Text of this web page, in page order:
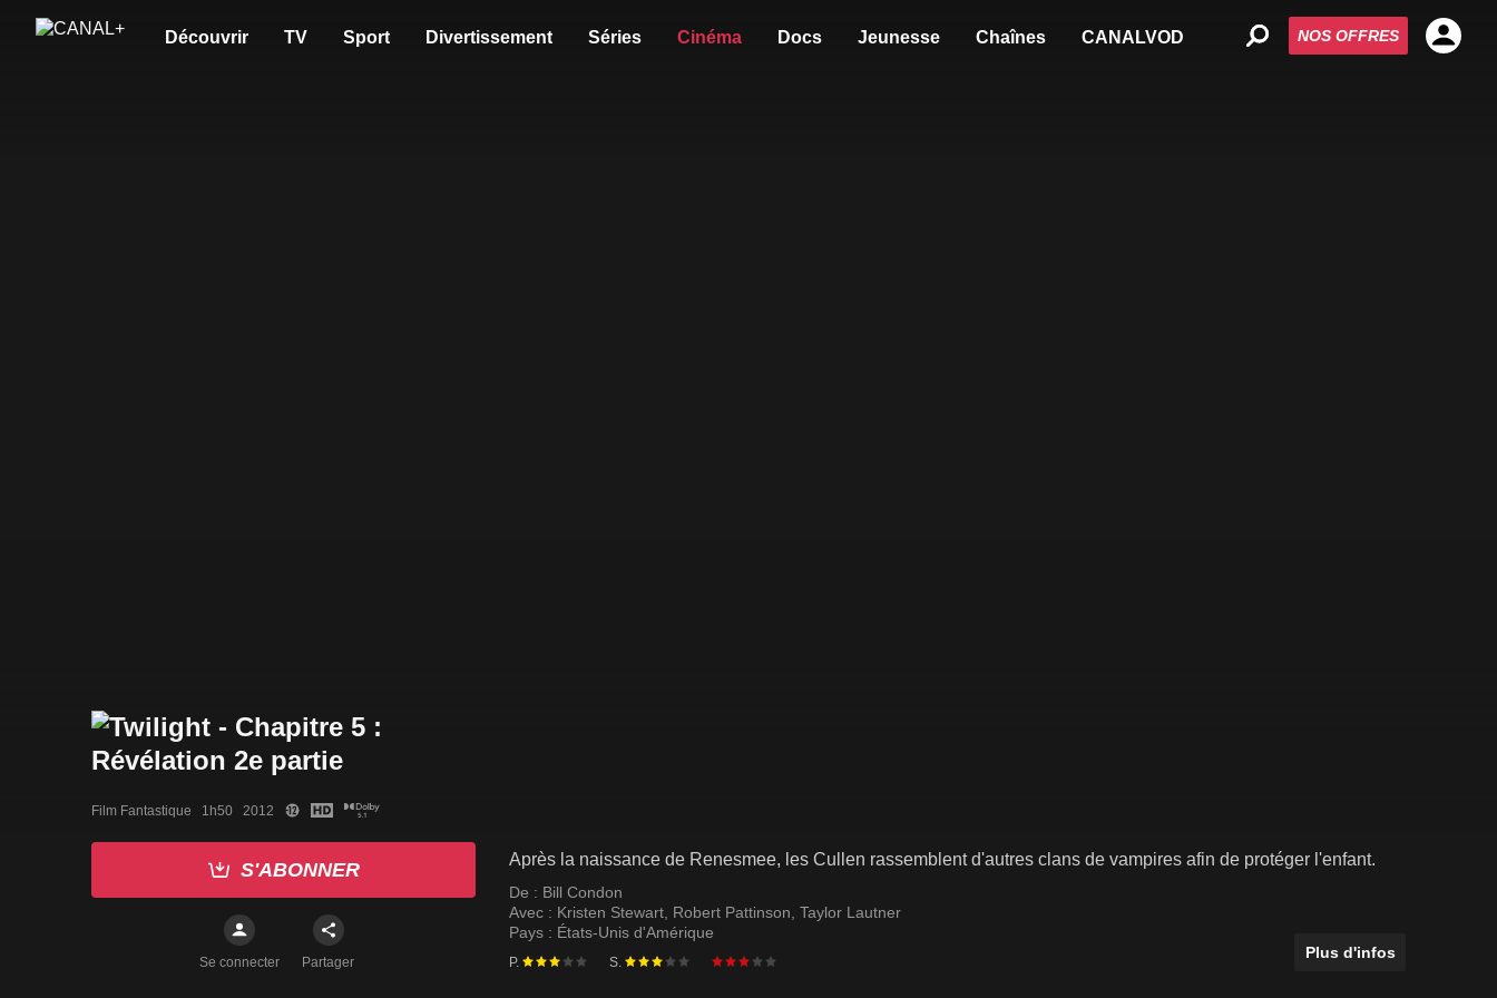
Découvrir TV Sport Divertissement Séries Cinéma Docs Jeunesse Chaînes CANALVOD NOS OFFRES
Film Fantastique   1h50   2012
S'ABONNER
Se connecter Partager
Après la naissance de Renesmee, les Cullen rassemblent d'autres clans de vampires afin de protéger l'enfant.
De : Bill Condon
Avec : Kristen Stewart Robert Pattinson Taylor Lautner
Pays : États-Unis d'Amérique
P. S.
Plus d'infos